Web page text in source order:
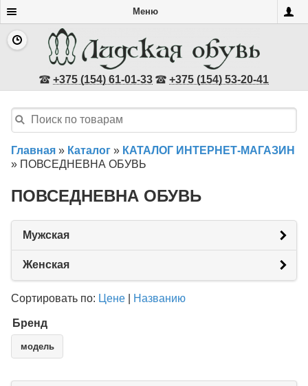
Меню
+375 (154) 61-01-33 +375 (154) 53-20-41
Главная » Каталог » КАТАЛОГ ИНТЕРНЕТ-МАГАЗИН
» ПОВСЕДНЕВНА ОБУВЬ
ПОВСЕДНЕВНА ОБУВЬ
Мужская
Женская
Сортировать по: Цене Названию
Бренд
модель